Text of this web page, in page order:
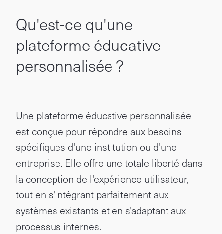
Qu'est-ce qu'une
plateforme éducative
personnalisée ?
Une plateforme éducative personnalisée
est conçue pour répondre aux besoins
spécifiques d'une institution ou d'une
entreprise. Elle offre une totale liberté dans
la conception de l'expérience utilisateur,
tout en s'intégrant parfaitement aux
systèmes existants et en s'adaptant aux
processus internes.